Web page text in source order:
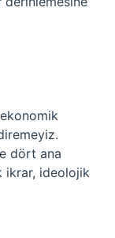
dört ana
ikrar, ideolojik